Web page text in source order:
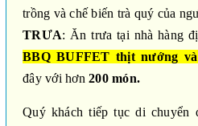
trồng và chế biến trà quý của
TRƯA: Ăn trưa tại nhà hàng
BBQ BUFFET thịt nướng
đây với hơn 200 món.
Quý khách tiếp tục di chuyển